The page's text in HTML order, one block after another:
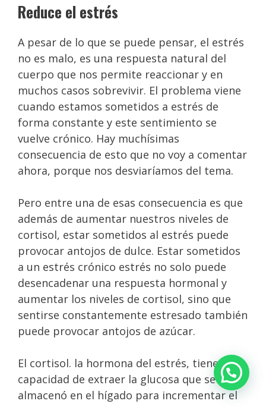
Reduce el estrés
A pesar de lo que se puede pensar, el estrés
no es malo, es una respuesta natural del
cuerpo que nos permite reaccionar y en
muchos casos sobrevivir. El problema viene
cuando estamos sometidos a estrés de
forma constante y este sentimiento se
vuelve crónico. Hay muchísimas
consecuencia de esto que no voy a comentar
ahora, porque nos desviaríamos del tema.
Pero entre una de esas consecuencia es que
además de aumentar nuestros niveles de
cortisol, estar sometidos al estrés puede
provocar antojos de dulce. Estar sometidos
a un estrés crónico estrés no solo puede
desencadenar una respuesta hormonal y
aumentar los niveles de cortisol, sino que
sentirse constantemente estresado también
puede provocar antojos de azúcar.
El cortisol. la hormona del estrés, tiene la
capacidad de extraer la glucosa que se
almacenó en el hígado para incrementar el